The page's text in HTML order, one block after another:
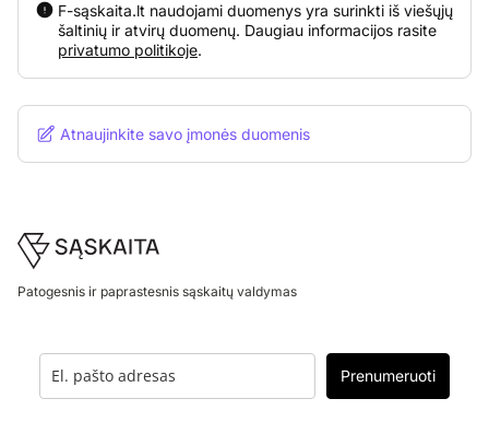
F-sąskaita.lt naudojami duomenys yra surinkti iš viešųjų
šaltinių ir atvirų duomenų. Daugiau informacijos rasite
privatumo politikoje.
Atnaujinkite savo įmonės duomenis
Footer
Patogesnis ir paprastesnis sąskaitų valdymas
Prenumeruoti